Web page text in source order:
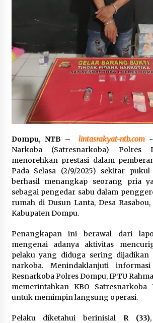
Pelarian terduga Otak Curanmor di
kempo, Berakhir di tangan Tim Opsnal
3 minggu ago
Tim Opsnal Polsek Kempo Amankan salah
Terduga Curanmor yang sempat jadi DPO
selama Sepekan
3 minggu ago
Tim Opsnal Polsek Kempo Amankan salah
Terduga Curanmor yang sempat jadi DPO
3 minggu ago
Sekjen GTKN Desak Revisi PermenPANRB
Nomor 9 Tahun 2026, Soroti Ketidakpastian
Nasib PPPK Paruh Waktu di Tengah
Keterbatasan Fiskal Daerah
4 minggu ago
Polsek Pekat Kawal Aksi Petani Tebu Secara
Humanis, Dialog dengan PT SMS Hasilkan
1 bulan ago
SATRESNARKOBA POLRES DOMPU AMANKAN
TERDUGA PELAKU NARKOTIKA DI KECAMATAN
KEMPO, BELASAN PAKET DIDUGA SABU DISITA
1 bulan ago
Dompu, NTB –lintasrakyat-ntb.com
Narkoba (Satresnarkoba) Polres
menorehkan prestasi dalam
Pada Selasa (2/9/2025) sekitar
berhasil menangkap seorang pria
sebagai pengedar sabu dalam
rumah di Dusun Lanta, Desa Rasabou,
Kabupaten Dompu.
Penangkapan ini berawal dari
mengenai adanya aktivitas
pelaku yang diduga sering dijadikan
narkoba. Menindaklanjuti
Resnarkoba Polres Dompu, IPTU
memerintahkan KBO Satresnarkoba
untuk memimpin langsung operasi.
Pelaku diketahui berinisial R (33)